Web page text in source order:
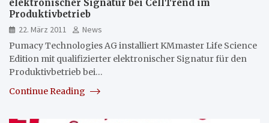
elektronischer Signatur bei CellTrend im
Produktivbetrieb
22. März 2011
News
Pumacy Technologies AG installiert KMmaster Life Science
Edition mit qualifizierter elektronischer Signatur für den
Produktivbetrieb bei…
Continue Reading